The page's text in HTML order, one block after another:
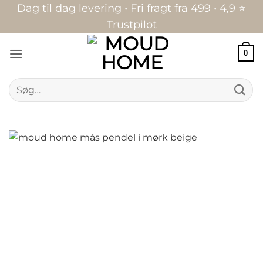
Fortsæt
indhold
Dag til dag levering • Fri fragt fra 499 • 4,9 ⭐
Trustpilot
0
Søg
efter: